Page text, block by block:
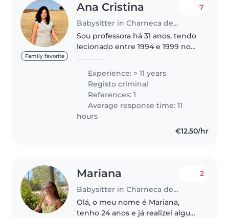
Family favorite
Ana Cristina
Babysitter in Charneca de Caparica
7
Sou professora há 31 anos, tendo
lecionado entre 1994 e 1999 no
Oficinas São José, e desde 1999
no Ministério da Educação. Ao
longo da minha carreira,..
Experience: > 11 years
Registo criminal
References: 1
Average response time: 11
hours
€12.50/hr
Mariana
Babysitter in Charneca de Caparica
2
Olá, o meu nome é Mariana,
tenho 24 anos e já realizei alguns